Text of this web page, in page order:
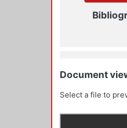
Document
Select a file to